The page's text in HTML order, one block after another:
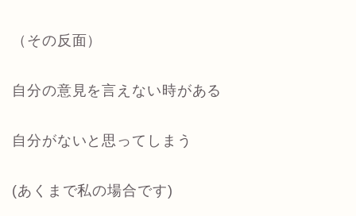
（その反面）
自分の意見を言えない時がある
自分がないと思ってしまう
(あくまで私の場合です)